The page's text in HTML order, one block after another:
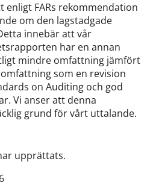
enligt FARs rekommendation
om den lagstadgade
innebär att vår
har en annan
mindre omfattning jämfört
som en revision
on Auditing och god
Vi anser att denna
grund för vårt uttalande.
upprättats.